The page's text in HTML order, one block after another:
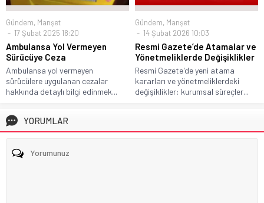
Gündem, Manşet
17 Şubat 2025 18:20
Ambulansa Yol Vermeyen
Sürücüye Ceza
Ambulansa yol vermeyen
sürücülere uygulanan cezalar
hakkında detaylı bilgi edinmek...
Gündem, Manşet
14 Şubat 2026 10:03
Resmi Gazete’de Atamalar ve
Yönetmeliklerde Değişiklikler
Resmi Gazete'de yeni atama
kararları ve yönetmeliklerdeki
değişiklikler: kurumsal süreçler...
YORUMLAR